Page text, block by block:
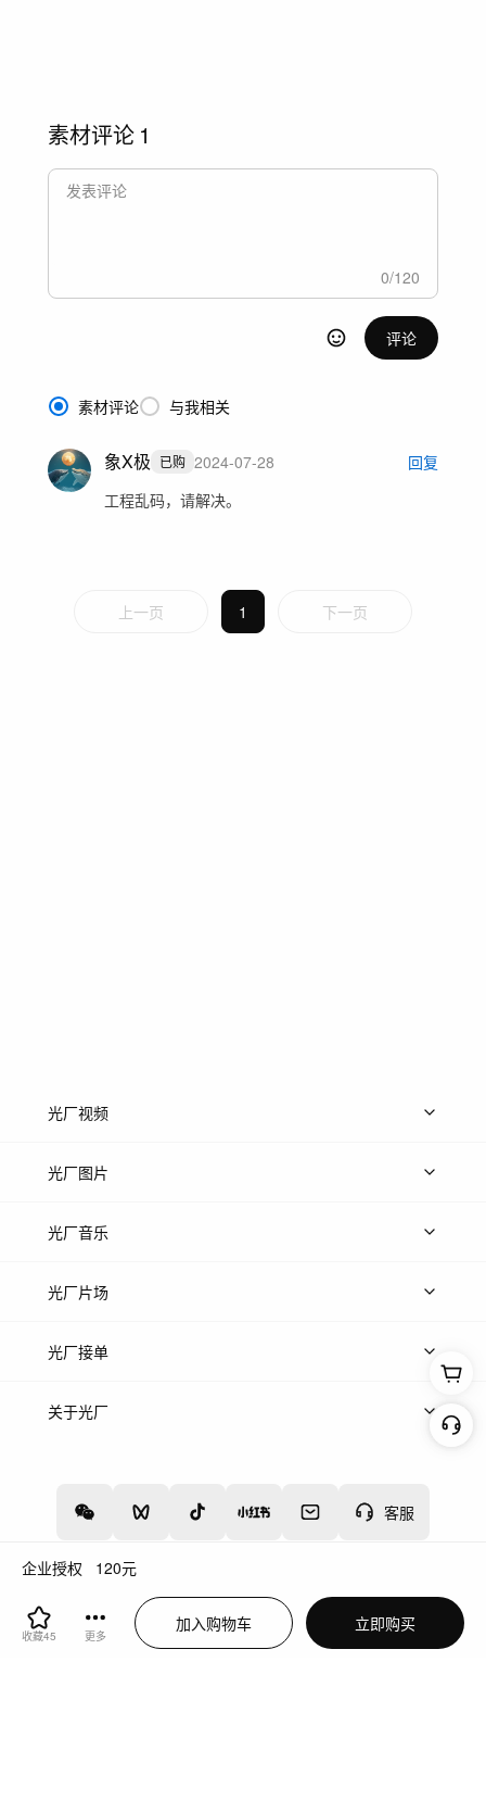
企业授权 120元
收藏45 更多
加入购物车 立即购买
素材评论 1
0/120
评论
素材评论 与我相关
象X极 已购 2024-07-28
回复
工程乱码，请解决。
上一页 1 下一页
客服
光厂视频
上传视频
光厂图片
上传图片
光厂音乐
热门音乐
光厂片场
上传案例
光厂接单
上架服务
关于光厂
增值电信业务经营许可证：川B2-20160192
蜀ICP备12020238号-4
川公网安备51019002000262
违法和不良信息举报中心